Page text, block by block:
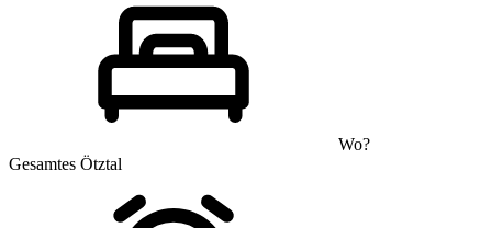
Wo?
Gesamtes Ötztal